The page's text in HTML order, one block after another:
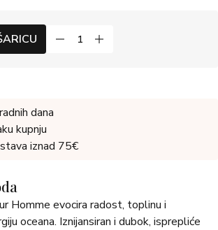
dana
kupnju
iznad 75€
Homme evocira radost, toplinu i
oceana. Iznijansiran i dubok, isprepliće